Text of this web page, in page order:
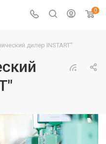
0
дилер INSTART"